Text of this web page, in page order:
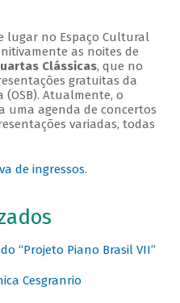
lugar no Espaço Cultural
as noites de
Clássicas, que no
gratuitas da
(OSB). Atualmente, o
uma agenda de concertos
variadas, todas
de ingressos.
“Projeto Piano Brasil VII”
Cesgranrio